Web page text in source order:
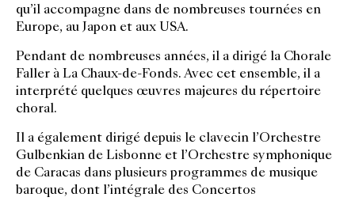
qu’il accompagne dans de nombreuses tournées en
Europe, au Japon et aux USA.
Pendant de nombreuses années, il a dirigé la Chorale
Faller à La Chaux-de-Fonds. Avec cet ensemble, il a
interprété quelques œuvres majeures du répertoire
choral.
Il a également dirigé depuis le clavecin l’Orchestre
Gulbenkian de Lisbonne et l’Orchestre symphonique
de Caracas dans plusieurs programmes de musique
baroque, dont l’intégrale des Concertos